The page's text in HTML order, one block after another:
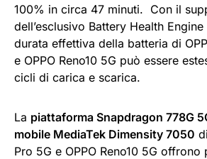
100% in circa 47 minuti. Con il
dell’esclusivo Battery Health Engine
durata effettiva della batteria di
e OPPO Reno10 5G può essere
cicli di carica e scarica.
La piattaforma Snapdragon 778G
mobile MediaTek Dimensity 7050
Pro 5G e OPPO Reno10 5G offrono